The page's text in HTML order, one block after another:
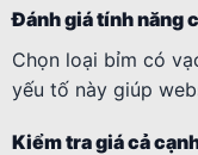
Đánh giá tính năng
Chọn loại bỉm có
yếu tố này giúp
Kiểm tra giá cả